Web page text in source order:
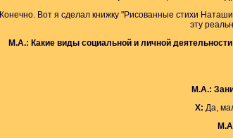
Конечно. Вот я сделал книжку "Рисованные стихи
эту
М.А.: Какие виды социальной и личной
М.А.:
Х: Да,